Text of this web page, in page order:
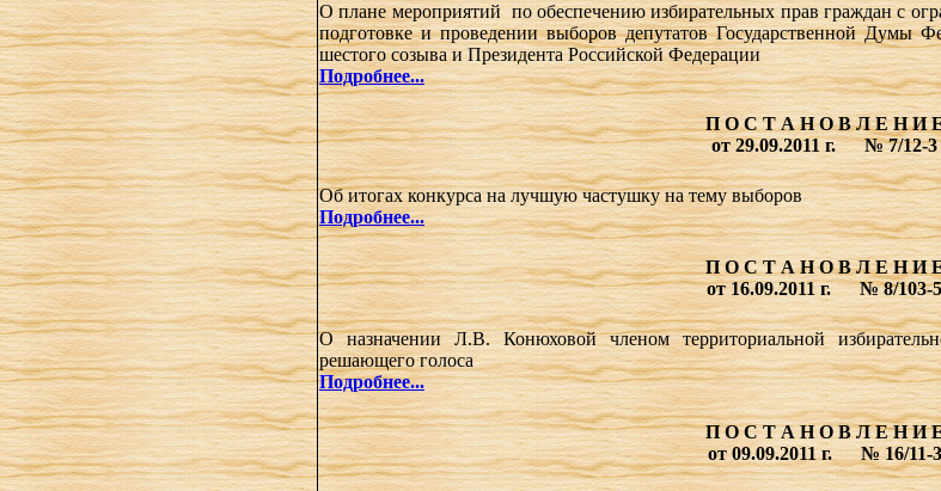
О плане мероприятий по обеспечению избирательных прав граждан с
подготовке и проведении выборовдепутатов Государственной Думы
шестого созываи Президента Российской Федерации
Подробнее...
П О С Т А Н О В Л Е Н И
от 29.09.2011 г.№ 7/12-3
Об итогах конкурса на лучшую частушку на тему выборов
Подробнее...
П О С Т А Н О В Л Е Н И
от 16.09.2011 г.№ 8/103-5
О назначении Л.В. Конюховой членом территориальной
решающего голоса
Подробнее...
П О С Т А Н О В Л Е Н И
от 09.09.2011 г.№ 16/11-3